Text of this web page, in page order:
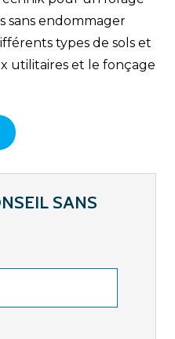
sans endommager
types de sols et
utilitaires et le fonçage
SANS